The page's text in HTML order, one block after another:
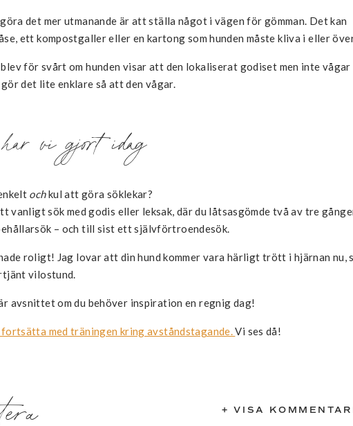
det mer utmanande är att ställa något i vägen för gömman. Det kan
ett kompostgaller eller en kartong som hunden måste kliva i eller
blev för svårt om hunden visar att den lokaliserat godiset men inte vågar
det lite enklare så att den vågar.
vi gjort idag
ochkul att göra söklekar?
vanligt sök med godis eller leksak, där du låtsasgömde två av tre
– och till sist ett självförtroendesök.
roligt! Jag lovar att din hund kommer vara härligt trött i hjärnan nu,
vilostund.
avsnittet om du behöver inspiration en regnig dag!
fortsätta med träningen kring avståndstagande.Vi ses då!
+ VISA